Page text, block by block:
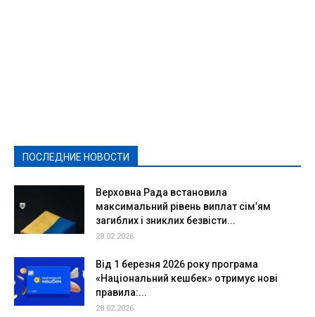
ПОСЛЕДНИЕ НОВОСТИ
Верховна Рада встановила
максимальний рівень виплат сім’ям
загиблих і зниклих безвісти...
28.02.2026
Від 1 березня 2026 року програма
«Національний кешбек» отримує нові
правила:...
28.02.2026